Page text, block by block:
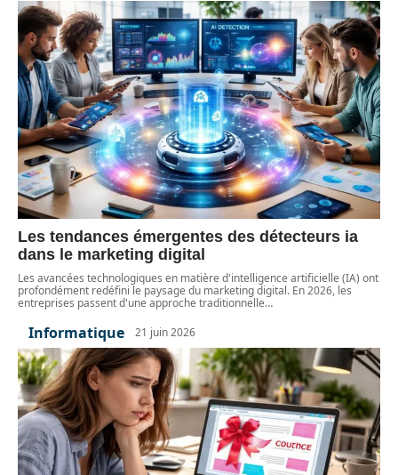
Les tendances émergentes des détecteurs ia
dans le marketing digital
Les avancées technologiques en matière d'intelligence artificielle (IA) ont
profondément redéfini le paysage du marketing digital. En 2026, les
entreprises passent d'une approche traditionnelle…
Informatique 21 juin 2026